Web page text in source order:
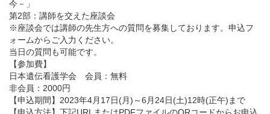
今－」
第2部：講師を交えた座談会
※座談会では講師の先生方への質問を募集しております。申込フ
ォームからご入力ください。
当日の質問も可能です。
【参加費】
日本遺伝看護学会 会員：無料
非会員：2000円
【申込期間】2023年4月17日(月)～6月24日(土)12時(正午)まで
【申込方法】下記URLまたはPDFファイルのQRコードからお申込